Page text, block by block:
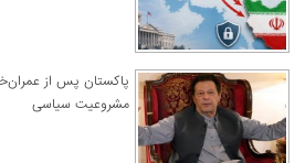
پاکستان پس از
مشروعیت سیاسی